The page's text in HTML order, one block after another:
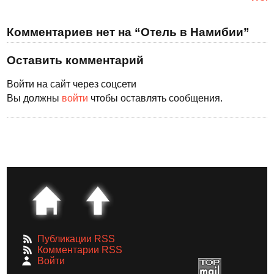
Комментариев нет на “Отель в Намибии”
Оставить комментарий
Войти на сайт через соцсети
Вы должны войти чтобы оставлять сообщения.
Публикации RSS
Комментарии RSS
Войти